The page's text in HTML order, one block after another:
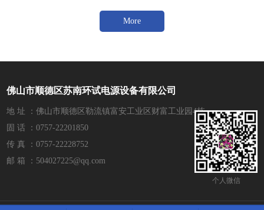
More
佛山市顺德区苏南环试电源设备有限公司
地 址 ：佛山市顺德区勒流镇富安工业区财富工业园4栋
固 话 ：0757-22201850
传 真 ：0757-22228752
邮 箱 ：504027225@qq.com
个人微信